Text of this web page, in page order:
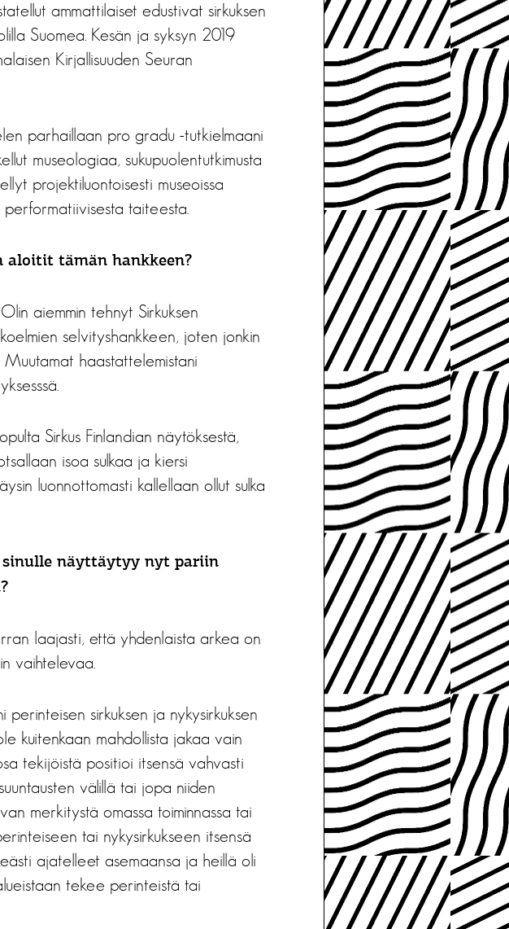
ammattilaiset edustivat sirkuksen
Suomea. Kesän ja syksyn 2019
Kirjallisuuden Seuran
parhaillaan pro gradu -tutkielmaani
museologiaa, sukupuolentutkimusta
projektiluontoisesti museoissa
performatiivisesta taiteesta.
aloitit tämän hankkeen?
aiemmin tehnyt Sirkuksen
selvityshankkeen, joten jonkin
haastattelemistani
Sirkus Finlandian näytöksestä,
isoa sulkaa ja kiersi
luonnottomasti kallellaan ollut sulka
näyttäytyy nyt pariin
laajasti, että yhdenlaista arkea on
vaihtelevaa.
perinteisen sirkuksen ja nykysirkuksen
kuitenkaan mahdollista jakaa vain
tekijöistä positioi itsensä vahvasti
välillä tai jopa niiden
merkitystä omassa toiminnassa tai
tai nykysirkukseen itsensä
ajatelleet asemaansa ja heillä oli
tekee perinteistä tai